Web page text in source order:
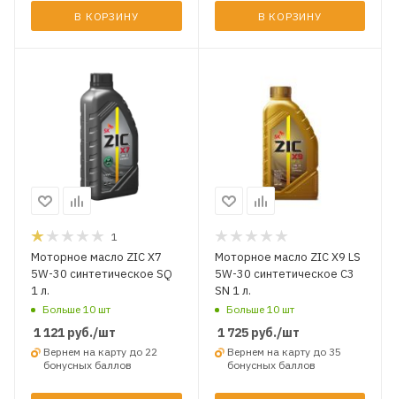
В КОРЗИНУ В КОРЗИНУ
1
Моторное масло ZIC X7
5W-30 синтетическое SQ
1 л.
Больше 10 шт
1 121 руб./шт
Вернем на карту до 22
бонусных баллов
Моторное масло ZIC X9 LS
5W-30 синтетическое C3
SN 1 л.
Больше 10 шт
1 725руб./шт
Вернем на карту до 35
бонусных баллов